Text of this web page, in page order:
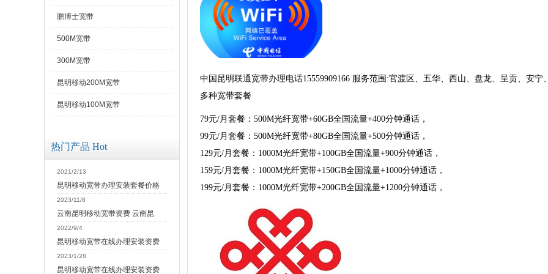
鹏博士宽带
500M宽带
300M宽带
昆明移动200M宽带
昆明移动100M宽带
热门产品 Hot
2021/2/13
昆明移动宽带办理安装套餐价格
2023/11/8
云南昆明移动宽带资费 云南昆
2022/9/4
昆明移动宽带在线办理安装资费
2023/1/28
昆明移动宽带在线办理安装资费
中国昆明联通宽带办理电话15559909166 服务范围:官渡区、五华、西山、盘龙、呈贡、安
多种宽带套餐
79元/月套餐：500M光纤宽带+60GB全国流量+400分钟通话，
99元/月套餐：500M光纤宽带+80GB全国流量+500分钟通话，
129元/月套餐：1000M光纤宽带+100GB全国流量+900分钟通话，
159元/月套餐：1000M光纤宽带+150GB全国流量+1000分钟通话，
199元/月套餐：1000M光纤宽带+200GB全国流量+1200分钟通话，